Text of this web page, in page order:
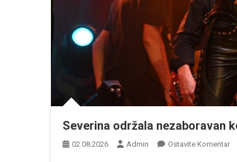
Severina održala nezaboravan
02.08.2026 Admin Ostavite KomentarNa